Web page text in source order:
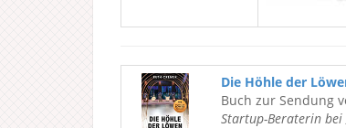
Die Höhle der
Buch zur Sendung
Startup-Beraterin bei